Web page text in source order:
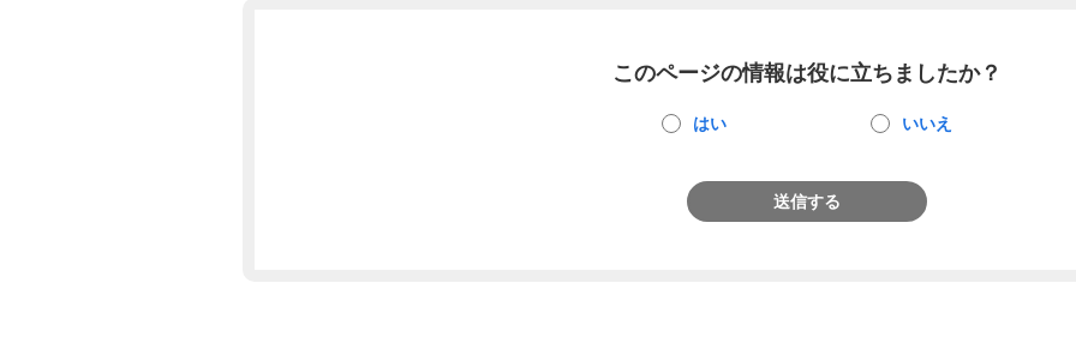
このページの情報は役に立ちましたか？
はい いいえ
送信する